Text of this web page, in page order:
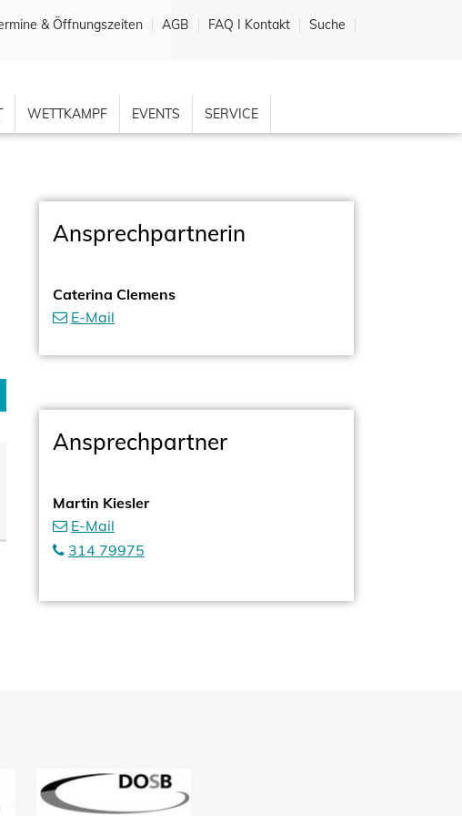
& Öffnungszeiten AGB FAQ I Kontakt Suche
WETTKAMPF EVENTS SERVICE
Ansprechpartnerin
Caterina Clemens
E-Mail
Ansprechpartner
Martin Kiesler
E-Mail
314 79975